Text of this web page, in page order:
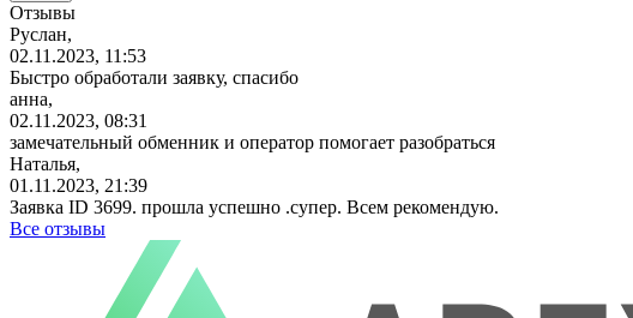
Отзывы
Руслан,
02.11.2023, 11:53
Быстро обработали заявку, спасибо
анна,
02.11.2023, 08:31
замечательный обменник и оператор помогает разобраться
Наталья,
01.11.2023, 21:39
Заявка ID 3699. прошла успешно .супер. Всем рекомендую.
Все отзывы